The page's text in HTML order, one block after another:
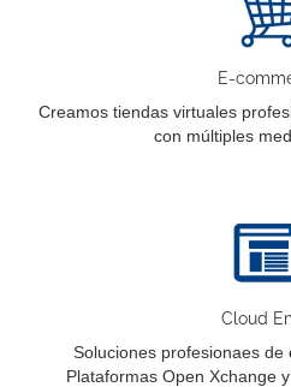
E-
Creamos tiendas virtuales
con múltiples
Cloud
Soluciones profesionaes de
Plataformas Open Xchange